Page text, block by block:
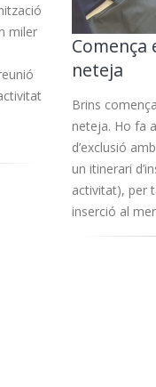
miler
Comença
neteja
Brins
neteja. Ho fa
d’exclusió
un itinerari
activitat), per
inserció al